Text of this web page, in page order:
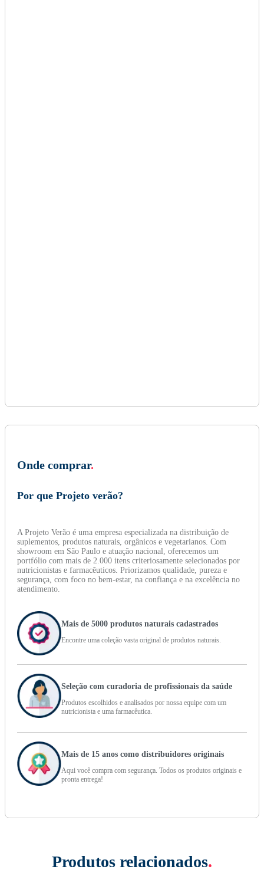
Onde comprar.
Por que Projeto verão?
A Projeto Verão é uma empresa especializada na distribuição de
suplementos, produtos naturais, orgânicos e vegetarianos. Com
showroom em São Paulo e atuação nacional, oferecemos um
portfólio com mais de 2.000 itens criteriosamente selecionados por
nutricionistas e farmacêuticos. Priorizamos qualidade, pureza e
segurança, com foco no bem-estar, na confiança e na excelência no
atendimento.
Mais de 5000 produtos naturais cadastrados
Encontre uma coleção vasta original de produtos naturais.
Seleção com curadoria de profissionais da saúde
Produtos escolhidos e analisados por nossa equipe com um
nutricionista e uma farmacêutica.
Mais de 15 anos como distribuidores originais
Aqui você compra com segurança. Todos os produtos originais e
pronta entrega!
Produtos relacionados.